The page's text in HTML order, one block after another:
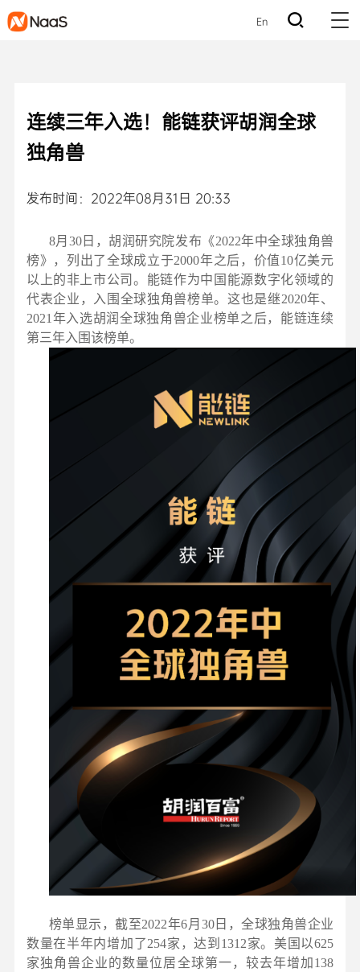
En
连续三年入选！能链获评胡润全球
独角兽
发布时间：2022年08月31日 20:33
8月30日，胡润研究院发布《2022年中全球独角兽
榜》，列出了全球成立于2000年之后，价值10亿美元
以上的非上市公司。能链作为中国能源数字化领域的
代表企业，入围全球独角兽榜单。这也是继2020年、
2021年入选胡润全球独角兽企业榜单之后，能链连续
第三年入围该榜单。
榜单显示，截至2022年6月30日，全球独角兽企业
数量在半年内增加了254家，达到1312家。美国以625
家独角兽企业的数量位居全球第一，较去年增加138